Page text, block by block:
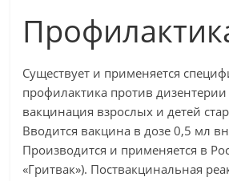
Существует и применяется
профилактика против
вакцинация взрослых и детей
Вводится вакцина в дозе 0,5 мл
Производится и применяется в
«Гритвак»). Поствакцинальная